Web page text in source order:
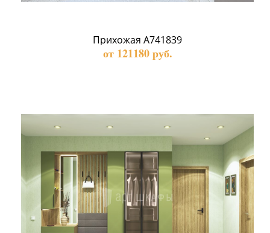
Прихожая А741839
от 121180 руб.